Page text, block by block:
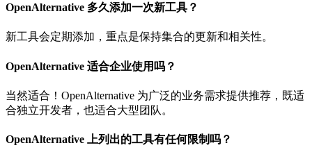
OpenAlternative 多久添加一次新工具？
新工具会定期添加，重点是保持集合的更新和相关性。
OpenAlternative 适合企业使用吗？
当然适合！OpenAlternative 为广泛的业务需求提供推荐，既适
合独立开发者，也适合大型团队。
OpenAlternative 上列出的工具有任何限制吗？